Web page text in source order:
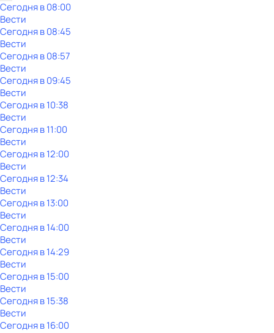
Сегодня в 08:00
Вести
Сегодня в 08:45
Вести
Сегодня в 08:57
Вести
Сегодня в 09:45
Вести
Сегодня в 10:38
Вести
Сегодня в 11:00
Вести
Сегодня в 12:00
Вести
Сегодня в 12:34
Вести
Сегодня в 13:00
Вести
Сегодня в 14:00
Вести
Сегодня в 14:29
Вести
Сегодня в 15:00
Вести
Сегодня в 15:38
Вести
Сегодня в 16:00